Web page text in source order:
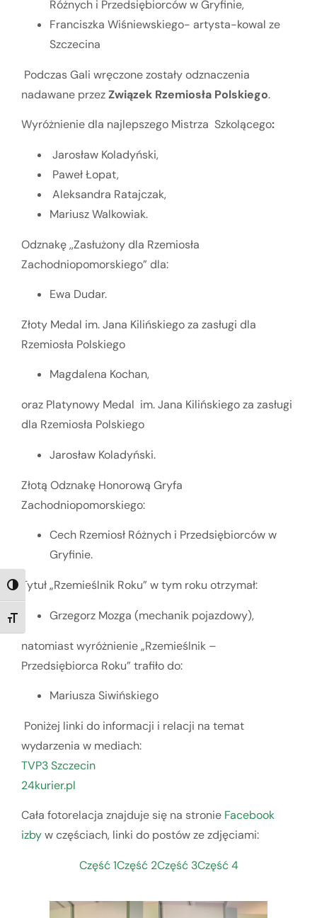
TOGGLE HIGH CONTRAST
TOGGLE FONT SIZE
Różnych i Przedsiębiorców w Gryfinie,
Franciszka Wiśniewskiego- artysta-kowal ze
Szczecina
Podczas Gali wręczone zostały odznaczenia
nadawane przezZwiązek Rzemiosła Polskiego.
Wyróżnienie dla najlepszego Mistrza Szkolącego:
Jarosław Koladyński,
Paweł Łopat,
Aleksandra Ratajczak,
Mariusz Walkowiak.
Odznakę ,,Zasłużony dla Rzemiosła
Zachodniopomorskiego” dla:
Ewa Dudar.
Złoty Medal im. Jana Kilińskiego za zasługi dla
Rzemiosła Polskiego
Magdalena Kochan,
oraz Platynowy Medal im. Jana Kilińskiego za zasługi
dla Rzemiosła Polskiego
Jarosław Koladyński.
Złotą Odznakę Honorową Gryfa
Zachodniopomorskiego:
Cech Rzemiosł Różnych i Przedsiębiorców w
Gryfinie.
Tytuł „Rzemieślnik Roku” w tym roku otrzymał:
Grzegorz Mozga (mechanik pojazdowy),
natomiast wyróżnienie „Rzemieślnik –
Przedsiębiorca Roku” trafiło do:
Mariusza Siwińskiego
Poniżej linki do informacji i relacji na temat
wydarzenia w mediach:
TVP3 Szczecin
24kurier.pl
Cała fotorelacja znajduje się na stronie Facebook
izbyw częściach, linki do postów ze zdjęciami:
Część 1Część 2Część 3Część 4